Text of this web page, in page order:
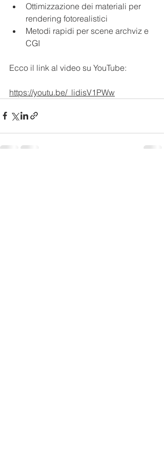
Ottimizzazione dei materiali per
rendering fotorealistici
Metodi rapidi per scene archviz e
CGI
Ecco il link al video su YouTube:
https://youtu.be/_lidisV1PWw